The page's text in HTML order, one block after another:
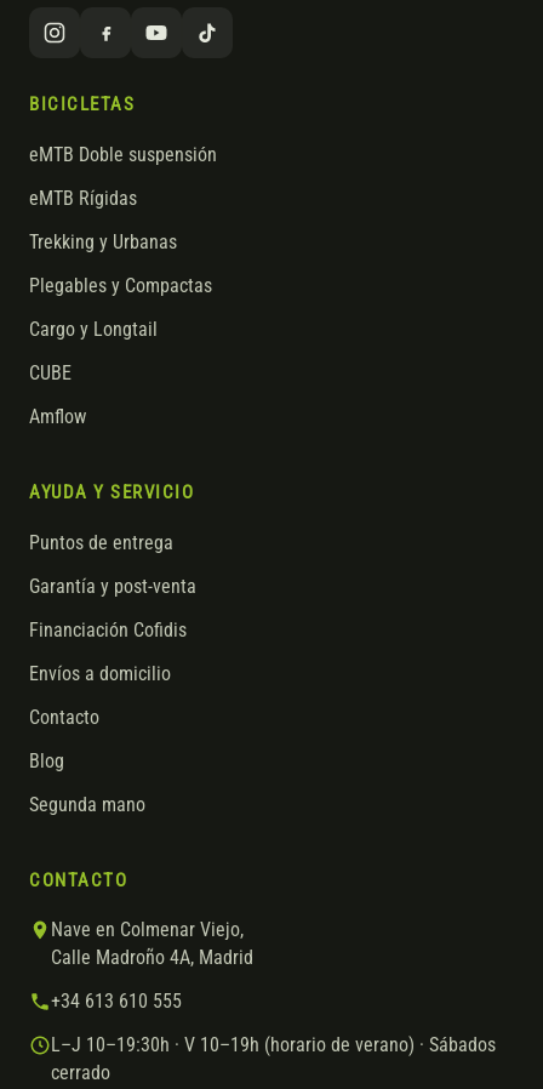
BICICLETAS
eMTB Doble suspensión
eMTB Rígidas
Trekking y Urbanas
Plegables y Compactas
Cargo y Longtail
CUBE
Amflow
AYUDA Y SERVICIO
Puntos de entrega
Garantía y post-venta
Financiación Cofidis
Envíos a domicilio
Contacto
Blog
Segunda mano
CONTACTO
Nave en Colmenar Viejo,
Calle Madroño 4A, Madrid
+34 613 610 555
L–J 10–19:30h · V 10–19h (horario de verano) · Sábados
cerrado